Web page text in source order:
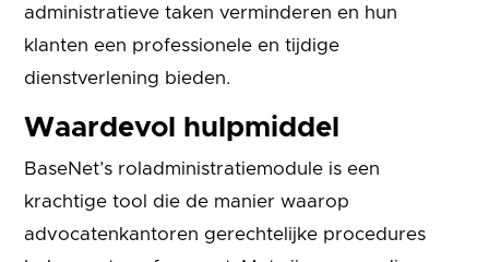
administratieve taken verminderen en hun
klanten een professionele en tijdige
dienstverlening bieden.
Waardevol hulpmiddel
BaseNet’s roladministratiemodule is een
krachtige tool die de manier waarop
advocatenkantoren gerechtelijke procedures